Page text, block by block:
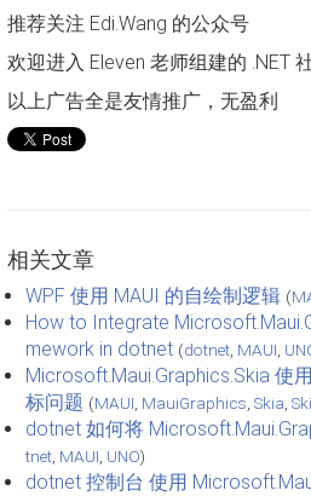
推荐关注 Edi.Wang 的公众号
欢迎进入 Eleven 老师组建的 .NET
以上广告全是友情推广，无盈利
相关文章
WPF 使用 MAUI 的自绘制逻辑 (
How to Integrate
mework in dotnet (dotnet, MAUI,
Microsoft.Maui.Graphics.Skia 使
标问题 (MAUI, MauiGraphics, Skia,
dotnet 如何将
tnet, MAUI, UNO)
dotnet 控制台 使用